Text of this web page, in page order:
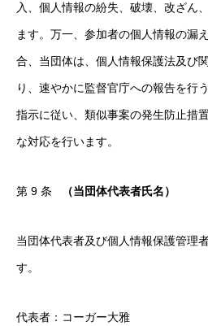
入、個人情報の紛失、破壊、改ざん
ます。万一、参加者の個人情報の漏
合、当団体は、個人情報保護法及び
り、速やかに監督官庁への報告を行
指示に従い、類似事案の発生防止措
な対応を行います。
第 9 条 （当団体代表者氏名）
当団体代表者及び個人情報保護管理
す。
代表者：コーガー大雅